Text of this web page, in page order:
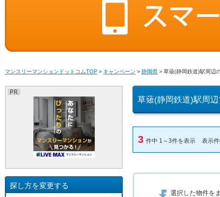
マンスリーマンションドットコムTOP > キャンペーン > 静岡県 > 草薙(静岡鉄道)駅周辺
草薙(静岡鉄道)駅周
3 件中 1～3件を表示 表示
選択した物件を
探し方を変更する